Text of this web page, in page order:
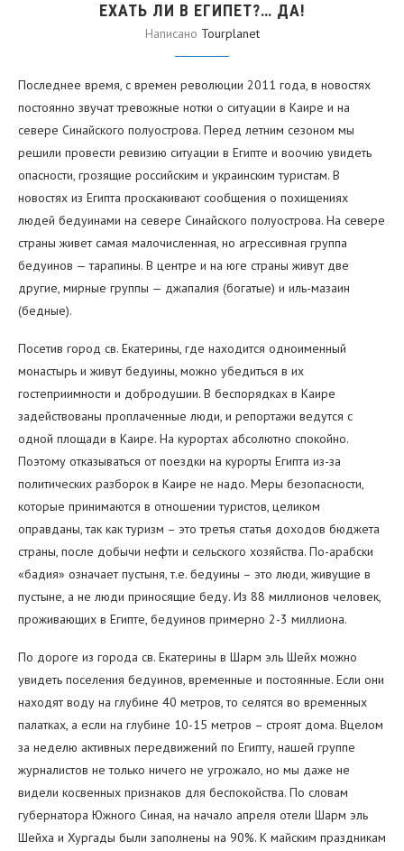
ЕХАТЬ ЛИ В ЕГИПЕТ?… ДА!
Написано Tourplanet
Последнее время, с времен революции 2011 года, в новостях
постоянно звучат тревожные нотки о ситуации в Каире и на
севере Синайского полуострова. Перед летним сезоном мы
решили провести ревизию ситуации в Египте и воочию увидеть
опасности, грозящие российским и украинским туристам. В
новостях из Египта проскакивают сообщения о похищениях
людей бедуинами на севере Синайского полуострова. На севере
страны живет самая малочисленная, но агрессивная группа
бедуинов — тарапины. В центре и на юге страны живут две
другие, мирные группы — джапалия (богатые) и иль-мазаин
(бедные).
Посетив город св. Екатерины, где находится одноименный
монастырь и живут бедуины, можно убедиться в их
гостеприимности и добродушии. В беспорядках в Каире
задействованы проплаченные люди, и репортажи ведутся с
одной площади в Каире. На курортах абсолютно спокойно.
Поэтому отказываться от поездки на курорты Египта из-за
политических разборок в Каире не надо. Меры безопасности,
которые принимаются в отношении туристов, целиком
оправданы, так как туризм – это третья статья доходов бюджета
страны, после добычи нефти и сельского хозяйства. По-арабски
«бадия» означает пустыня, т.е. бедуины – это люди, живущие в
пустыне, а не люди приносящие беду. Из 88 миллионов человек,
проживающих в Египте, бедуинов примерно 2-3 миллиона.
По дороге из города св. Екатерины в Шарм эль Шейх можно
увидеть поселения бедуинов, временные и постоянные. Если они
находят воду на глубине 40 метров, то селятся во временных
палатках, а если на глубине 10-15 метров – строят дома. Вцелом
за неделю активных передвижений по Египту, нашей группе
журналистов не только ничего не угрожало, но мы даже не
видели косвенных признаков для беспокойства. По словам
губернатора Южного Синая, на начало апреля отели Шарм эль
Шейха и Хургады были заполнены на 90%. К майским праздникам